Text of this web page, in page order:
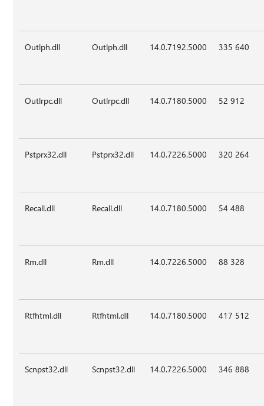
Outlph.dll Outlph.dll 14.0.7192.5000 335 640
Outlrpc.dll Outlrpc.dll 14.0.7180.5000 52 912
Pstprx32.dll Pstprx32.dll 14.0.7226.5000 320 264
Recall.dll Recall.dll 14.0.7180.5000 54 488
Rm.dll Rm.dll 14.0.7226.5000 88 328
Rtfhtml.dll Rtfhtml.dll 14.0.7180.5000 417 512
Scnpst32.dll Scnpst32.dll 14.0.7226.5000 346 888